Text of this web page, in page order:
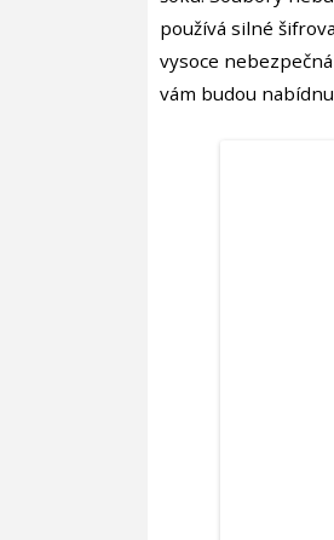
používá silné
vysoce
vám budou